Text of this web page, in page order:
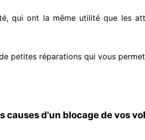
, qui ont la même utilité que les
petites réparations qui vous
causes d'un blocage de vos